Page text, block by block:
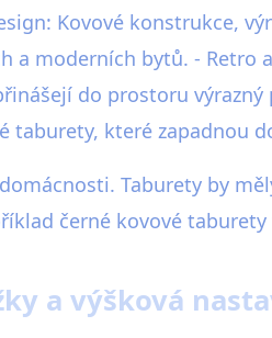
Kovové konstrukce,
moderních bytů. - Retro
do prostoru
taburety, které zapadnou
Taburety by
černé kovové
a výšková